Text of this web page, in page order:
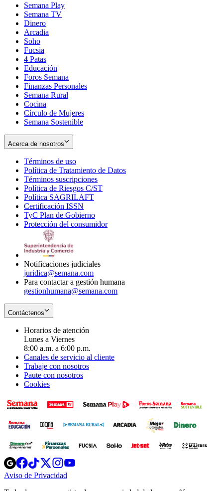
Semana Play
Semana TV
Dinero
Arcadia
Soho
in
new
window
Fucsia
in
new
window
4 Patas
Educación
Foros Semana
Finanzas Personales
Semana Rural
Cocina
Círculo de Mujeres
Semana Sostenible
Acerca de nosotros
Términos de uso
in
new
window
Política de Tratamiento de Datos
Términos suscripciones
in
Política de Riesgos C/ST
Política SAGRILAFT
new
window
Certificación ISSN
in
new
TyC Plan de Gobierno
in
Protección del consumidorOpens
Notificaciones judiciales
juridica@semana.com
Para contactar a gestión humana
gestionhumana@semana.com
Contáctenos
Horarios de atención
Lunes a Viernes
8:00 a.m. a 6:00 p.m.
Canales de servicio al cliente
Trabaje con nosotros
Paute con nosotros
Cookies
Opens
in
new
Opens
in
new
Opens
in
new
window
Opens
new
windowwindow
Aviso de Privacidad